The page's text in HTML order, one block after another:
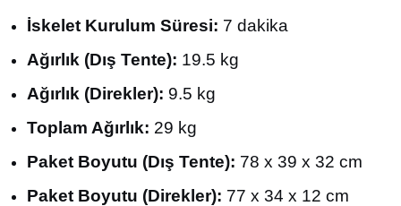
İskelet Kurulum Süresi: 7 dakika
Ağırlık (Dış Tente): 19.5 kg
Ağırlık (Direkler): 9.5 kg
Toplam Ağırlık: 29 kg
Paket Boyutu (Dış Tente): 78 x 39 x 32 cm
Paket Boyutu (Direkler): 77 x 34 x 12 cm